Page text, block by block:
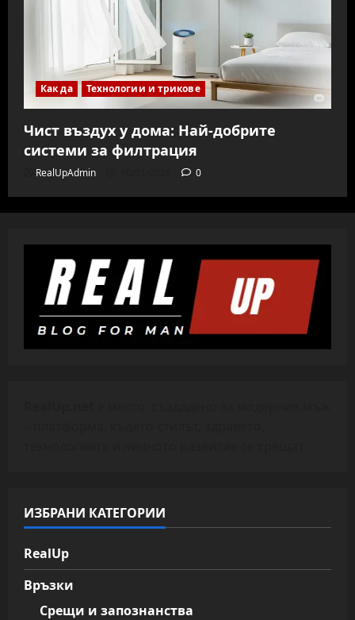
Как да Технологии и трикове
Чист въздух у дома: Най-добрите
системи за филтрация
RealUpAdmin 0
ИЗБРАНИ КАТЕГОРИИ
RealUp
Връзки
Срещи и запознанства